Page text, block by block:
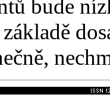
bude
základě